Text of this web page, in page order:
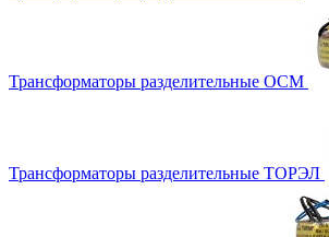
Трансформаторы разделительные ОСМ
Трансформаторы разделительные ТОРЭЛ